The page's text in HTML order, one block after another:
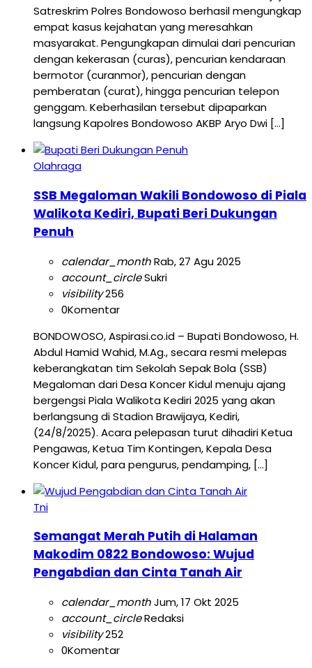
Satreskrim Polres Bondowoso berhasil mengungkap
empat kasus kejahatan yang meresahkan
masyarakat. Pengungkapan dimulai dari pencurian
dengan kekerasan (curas), pencurian kendaraan
bermotor (curanmor), pencurian dengan
pemberatan (curat), hingga pencurian telepon
genggam. Keberhasilan tersebut dipaparkan
langsung Kapolres Bondowoso AKBP Aryo Dwi […]
Olahraga
SSB Megaloman Wakili Bondowoso di Piala
Walikota Kediri, Bupati Beri Dukungan
Penuh
calendar_monthRab, 27 Agu 2025
account_circleSukri
visibility256
0Komentar
BONDOWOSO, Aspirasi.co.id – Bupati Bondowoso, H.
Abdul Hamid Wahid, M.Ag., secara resmi melepas
keberangkatan tim Sekolah Sepak Bola (SSB)
Megaloman dari Desa Koncer Kidul menuju ajang
bergengsi Piala Walikota Kediri 2025 yang akan
berlangsung di Stadion Brawijaya, Kediri,
(24/8/2025). Acara pelepasan turut dihadiri Ketua
Pengawas, Ketua Tim Kontingen, Kepala Desa
Koncer Kidul, para pengurus, pendamping, […]
Tni
Semangat Merah Putih di Halaman
Makodim 0822 Bondowoso: Wujud
Pengabdian dan Cinta Tanah Air
calendar_monthJum, 17 Okt 2025
account_circleRedaksi
visibility252
0Komentar